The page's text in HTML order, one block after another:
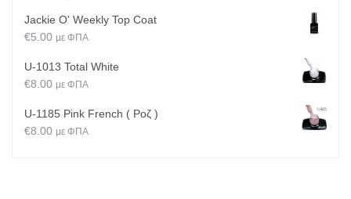
Jackie O' Weekly Top Coat
€5.00 με ΦΠΑ
U-1013 Total White
€8.00 με ΦΠΑ
U-1185 Pink French ( Ροζ )
€8.00 με ΦΠΑ